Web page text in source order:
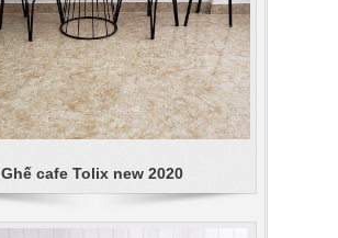
Ghế cafe Tolix new 2020